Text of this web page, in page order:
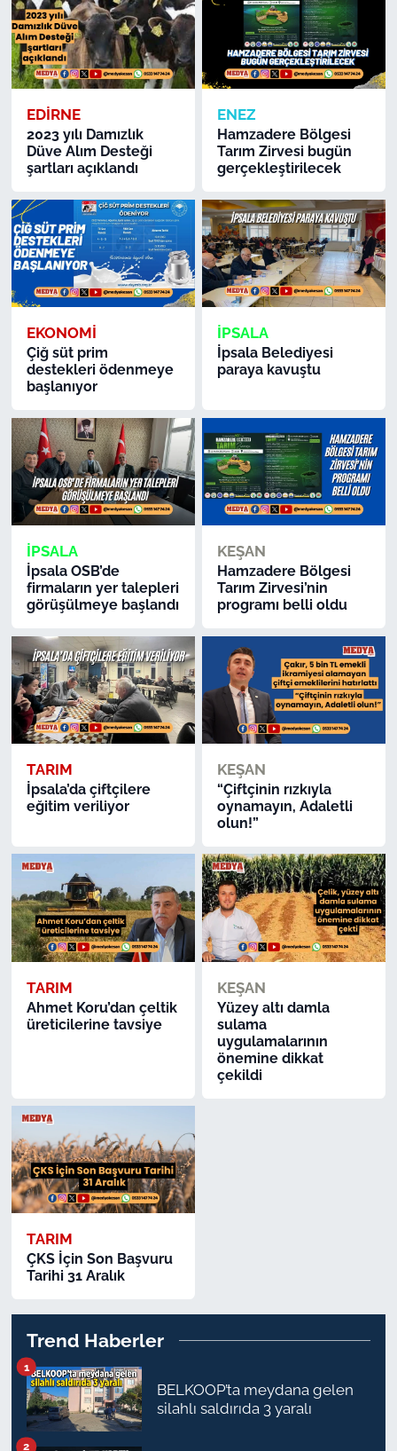
EDİRNE
2023 yılı Damızlık
Düve Alım Desteği
şartları açıklandı
ENEZ
Hamzadere Bölgesi
Tarım Zirvesi bugün
gerçekleştirilecek
EKONOMİ
Çiğ süt prim
destekleri ödenmeye
başlanıyor
İPSALA
İpsala Belediyesi
paraya kavuştu
İPSALA
İpsala OSB’de
firmaların yer talepleri
görüşülmeye başlandı
KEŞAN
Hamzadere Bölgesi
Tarım Zirvesi’nin
programı belli oldu
TARIM
İpsala’da çiftçilere
eğitim veriliyor
KEŞAN
“Çiftçinin rızkıyla
oynamayın, Adaletli
olun!”
TARIM
Ahmet Koru’dan çeltik
üreticilerine tavsiye
KEŞAN
Yüzey altı damla
sulama
uygulamalarının
önemine dikkat
çekildi
TARIM
ÇKS İçin Son Başvuru
Tarihi 31 Aralık
Trend Haberler
BELKOOP’ta meydana gelen
silahlı saldırıda 3 yaralı
1
2